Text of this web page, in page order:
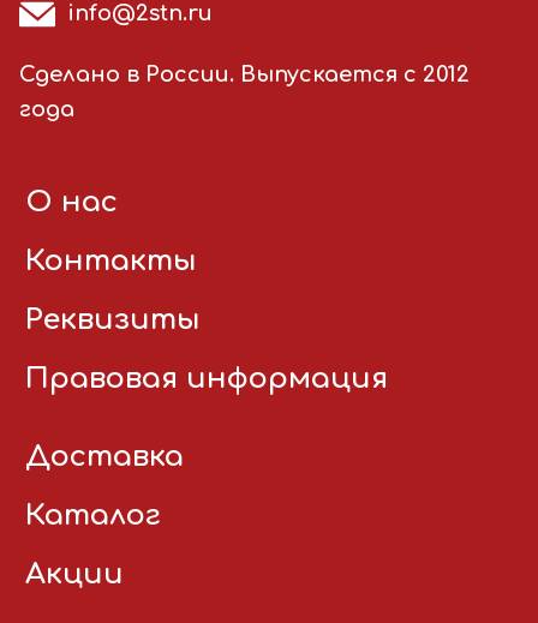
info@2stn.ru
Сделано в России. Выпускается с 2012
года
О нас
Контакты
Реквизиты
Правовая информация
Доставка
Каталог
Акции